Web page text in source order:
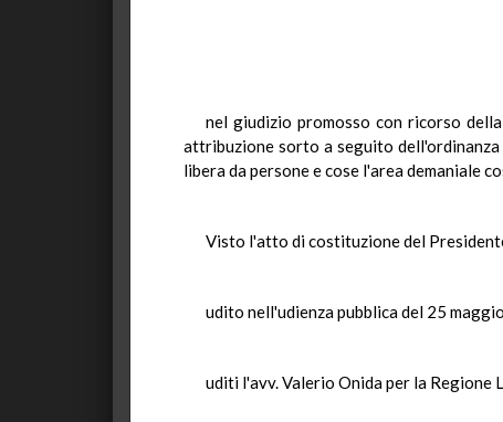
nel giudizio promosso con ricorso
attribuzione sorto a seguito
libera da persone e cose l'area demaniale
Visto l'atto di costituzione del
udito nell'udienza pubblica del 25
uditi l'avv. Valerio Onida per la Regione